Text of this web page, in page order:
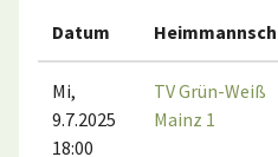
Datum
Mi,
9.7.2025
18:00
TV Grün-Weiß
Mainz 1